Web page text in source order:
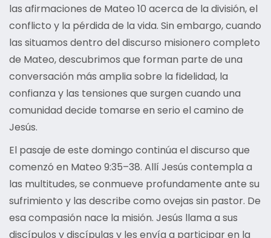
las afirmaciones de Mateo 10 acerca de la división, el
conflicto y la pérdida de la vida. Sin embargo, cuando
las situamos dentro del discurso misionero completo
de Mateo, descubrimos que forman parte de una
conversación más amplia sobre la fidelidad, la
confianza y las tensiones que surgen cuando una
comunidad decide tomarse en serio el camino de
Jesús.
El pasaje de este domingo continúa el discurso que
comenzó en Mateo 9:35–38. Allí Jesús contempla a
las multitudes, se conmueve profundamente ante su
sufrimiento y las describe como ovejas sin pastor. De
esa compasión nace la misión. Jesús llama a sus
discípulos y discípulas y les envía a participar en la